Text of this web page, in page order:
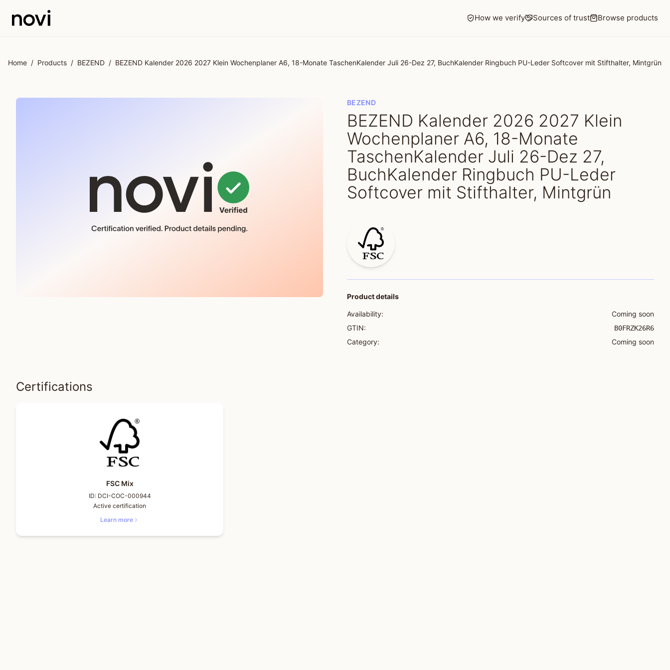
How we verify Sources of trust Browse products
Home / Products / BEZEND / BEZEND Kalender 2026 2027 Klein Wochenplaner A6, 18-Monate TaschenKalender Juli 26-Dez 27, BuchKalender Ringbuch PU-Leder Softcover mit Stifthalter, Mintgrün
BEZEND
BEZEND Kalender 2026 2027 Klein
Wochenplaner A6, 18-Monate
TaschenKalender Juli 26-Dez 27,
BuchKalender Ringbuch PU-Leder
Softcover mit Stifthalter, Mintgrün
Product details
Availability:
Coming soon
GTIN:
B0FRZK26R6
Category: Coming soon
Certifications
FSC Mix
ID: DCI-COC-000944
Active certification
Learn more